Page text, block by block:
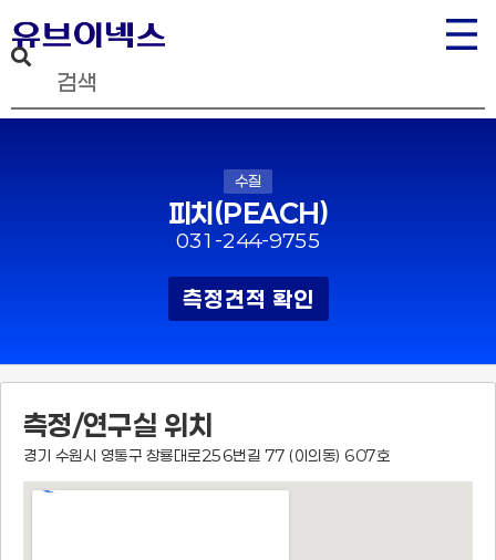
수질
피치(PEACH)
031-244-9755
측정견적 확인
측정/연구실 위치
경기 수원시 영통구 창룡대로256번길 77 (이의동) 607호